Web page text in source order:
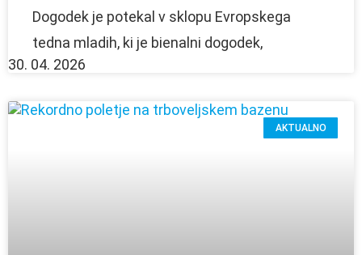
Dogodek je potekal v sklopu Evropskega
tedna mladih, ki je bienalni dogodek,
30. 04. 2026
AKTUALNO